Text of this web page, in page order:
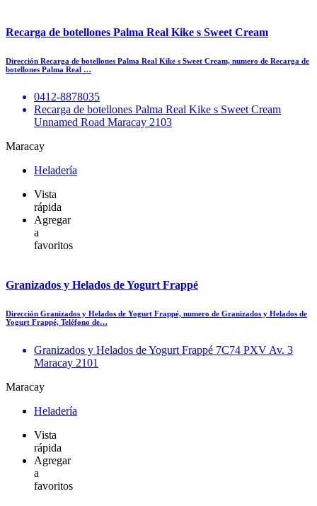
Recarga de botellones Palma Real Kike s Sweet Cream
Dirección Recarga de botellones Palma Real Kike s Sweet Cream, numero de Recarga de
botellones Palma Real …
0412-8878035
Recarga de botellones Palma Real Kike s Sweet Cream
Unnamed Road Maracay 2103
Maracay
Heladería
Vista
rápida
Agregar
a
favoritos
Granizados y Helados de Yogurt Frappé
Dirección Granizados y Helados de Yogurt Frappé, numero de Granizados y Helados de
Yogurt Frappé, Teléfono de…
Granizados y Helados de Yogurt Frappé 7C74 PXV Av. 3
Maracay 2101
Maracay
Heladería
Vista
rápida
Agregar
a
favoritos